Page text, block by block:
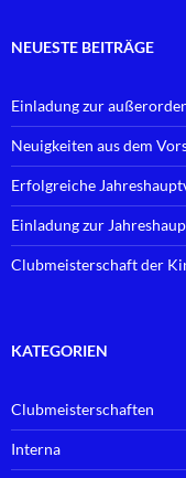
NEUESTE BEITRÄGE
Einladung zur
Neuigkeiten aus dem
Erfolgreiche
Einladung zur
Clubmeisterschaft der
KATEGORIEN
Clubmeisterschaften
Interna